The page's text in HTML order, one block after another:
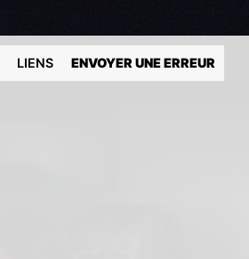
LIENS ENVOYER UNE ERREUR